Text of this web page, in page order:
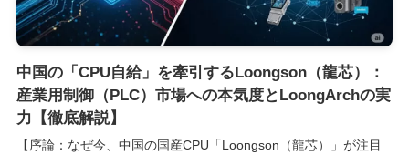
中国の「CPU自給」を牽引するLoongson（龍芯）：
産業用制御（PLC）市場への本気度とLoongArchの実
力【徹底解説】
【序論：なぜ今、中国の国産CPU「Loongson（龍芯）」が注目